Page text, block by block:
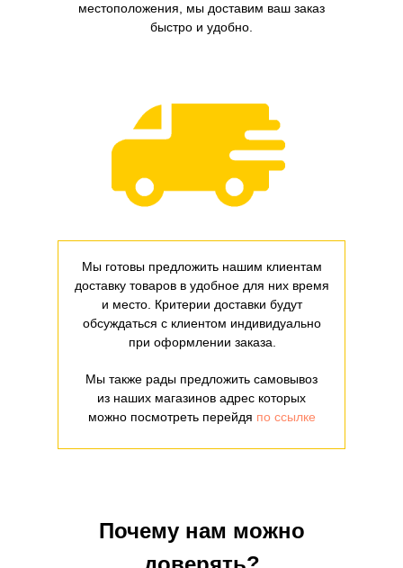
Мы готовы предложить нашим клиентам
доставку товаров в удобное для них время
и место. Критерии доставки будут
обсуждаться с клиентом индивидуально
при оформлении заказа.
Мы также рады предложить самовывоз
из наших магазинов адрес которых
можно посмотреть перейдя по ссылке
местоположения, мы доставим ваш заказ
быстро и удобно.
Почему нам можно